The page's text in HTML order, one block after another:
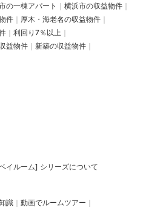
の一棟アパート
横浜市の収益物件
件
厚木・海老名の収益物件
利回り7％以上
益物件
新築の収益物件
イルーム] シリーズについて
識
動画でルームツアー